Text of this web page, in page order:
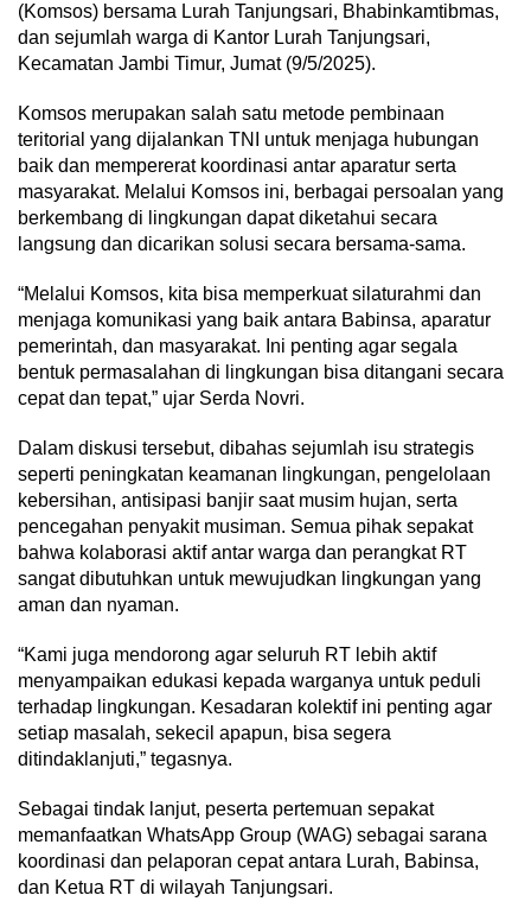
(Komsos) bersama Lurah Tanjungsari, Bhabinkamtibmas,
dan sejumlah warga di Kantor Lurah Tanjungsari,
Kecamatan Jambi Timur, Jumat (9/5/2025).
Komsos merupakan salah satu metode pembinaan
teritorial yang dijalankan TNI untuk menjaga hubungan
baik dan mempererat koordinasi antar aparatur serta
masyarakat. Melalui Komsos ini, berbagai persoalan yang
berkembang di lingkungan dapat diketahui secara
langsung dan dicarikan solusi secara bersama-sama.
“Melalui Komsos, kita bisa memperkuat silaturahmi dan
menjaga komunikasi yang baik antara Babinsa, aparatur
pemerintah, dan masyarakat. Ini penting agar segala
bentuk permasalahan di lingkungan bisa ditangani secara
cepat dan tepat,” ujar Serda Novri.
Dalam diskusi tersebut, dibahas sejumlah isu strategis
seperti peningkatan keamanan lingkungan, pengelolaan
kebersihan, antisipasi banjir saat musim hujan, serta
pencegahan penyakit musiman. Semua pihak sepakat
bahwa kolaborasi aktif antar warga dan perangkat RT
sangat dibutuhkan untuk mewujudkan lingkungan yang
aman dan nyaman.
“Kami juga mendorong agar seluruh RT lebih aktif
menyampaikan edukasi kepada warganya untuk peduli
terhadap lingkungan. Kesadaran kolektif ini penting agar
setiap masalah, sekecil apapun, bisa segera
ditindaklanjuti,” tegasnya.
Sebagai tindak lanjut, peserta pertemuan sepakat
memanfaatkan WhatsApp Group (WAG) sebagai sarana
koordinasi dan pelaporan cepat antara Lurah, Babinsa,
dan Ketua RT di wilayah Tanjungsari.